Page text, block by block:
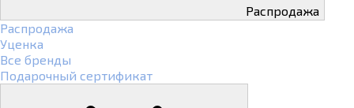
Распродажа
Распродажа
Уценка
Все бренды
Подарочный сертификат